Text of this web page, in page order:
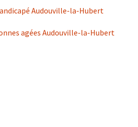
Audouville-la-Hubert
agées Audouville-la-Hubert